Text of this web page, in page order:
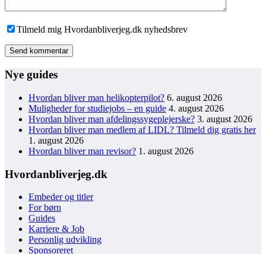
Tilmeld mig Hvordanbliverjeg.dk nyhedsbrev
Send kommentar
Nye guides
Hvordan bliver man helikopterpilot? 6. august 2026
Muligheder for studiejobs – en guide 4. august 2026
Hvordan bliver man afdelingssygeplejerske? 3. august 2026
Hvordan bliver man medlem af LIDL? Tilmeld dig gratis her
1. august 2026
Hvordan bliver man revisor? 1. august 2026
Hvordanbliverjeg.dk
Embeder og titler
For børn
Guides
Karriere & Job
Personlig udvikling
Sponsoreret